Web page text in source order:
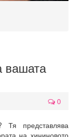
вашата
0
представлява
на хининовото